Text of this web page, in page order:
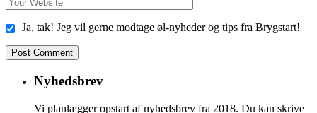
Ja, tak! Jeg vil gerne modtage øl-nyheder og tips fra Brygstart!
Nyhedsbrev
Vi planlægger opstart af nyhedsbrev fra 2018. Du kan skrive